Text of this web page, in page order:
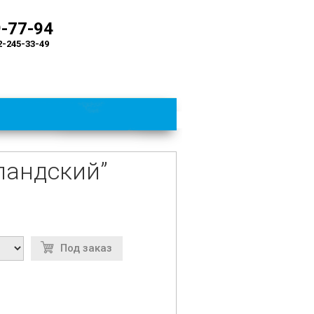
77-94
245-33-49
Под заказ